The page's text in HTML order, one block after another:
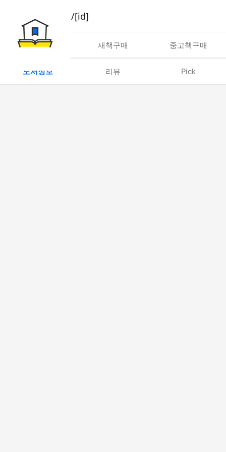
book/rent/[id]
대여 새책구매 중고책구매
도서정보 리뷰 Pick